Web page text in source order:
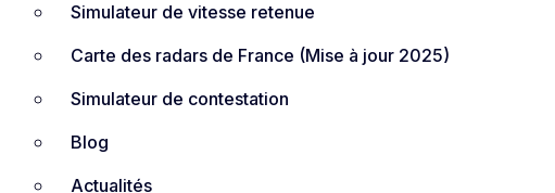
Simulateur de vitesse retenue
Carte des radars de France (Mise à jour 2025)​
Simulateur de contestation
Blog
Actualités